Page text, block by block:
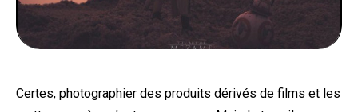
Certes, photographier des produits dérivés de films et les